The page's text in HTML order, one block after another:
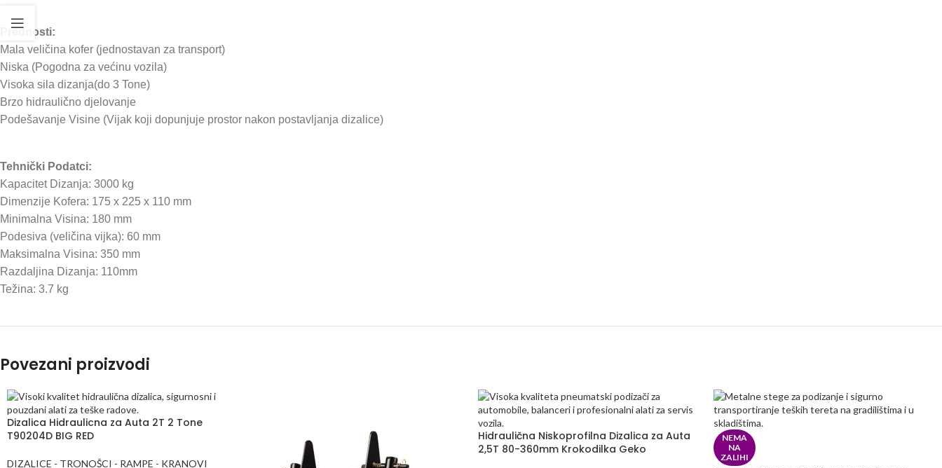
Prednosti:
Mala veličina kofer (jednostavan za transport)
Niska (Pogodna za većinu vozila)
Visoka sila dizanja(do 3 Tone)
Brzo hidraulično djelovanje
Podešavanje Visine (Vijak koji dopunjuje prostor nakon postavljanja dizalice)
Tehnički Podatci:
Kapacitet Dizanja: 3000 kg
Dimenzije Kofera: 175 x 225 x 110 mm
Minimalna Visina: 180 mm
Podesiva (veličina vijka): 60 mm
Maksimalna Visina: 350 mm
Razdaljina Dizanja: 110mm
Težina: 3.7 kg
Povezani proizvodi
Dizalica Hidraulicna za Auta 2T 2 Tone
T90204D BIG RED
DIZALICE - TRONOŠCI - RAMPE - KRANOVI
Hidraulična Niskoprofilna Dizalica za Auta
2,5T 80-360mm Krokodilka Geko
NEMA
NA
ZALIHI